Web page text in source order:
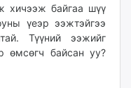
хичээж байгаа шүү
үеэр ээжтэйгээ
Түүний ээжийг
өмсөгч байсан уу?